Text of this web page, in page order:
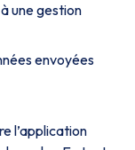
une gestion
envoyées
l’application